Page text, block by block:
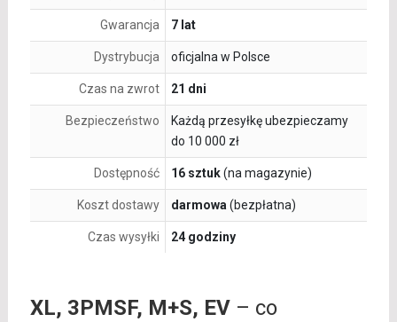
Gwarancja 7 lat
Dystrybucja oficjalna w Polsce
Czas na zwrot 21 dni
Bezpieczeństwo
Każdą przesyłkę ubezpieczamy
do 10 000 zł
Dostępność 16 sztuk(na magazynie)
Koszt dostawy darmowa (bezpłatna)
Czas wysyłki 24 godziny
XL, 3PMSF, M+S, EV– co